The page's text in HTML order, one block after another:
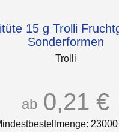
15 g Trolli
Sonderformen
Trolli
ab 0,21 €
23000